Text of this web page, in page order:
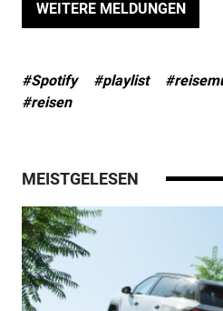
WEITERE MELDUNGEN
#Spotify #playlist
#reisen
MEISTGELESEN